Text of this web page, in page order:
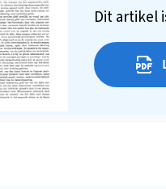
Dit artikel